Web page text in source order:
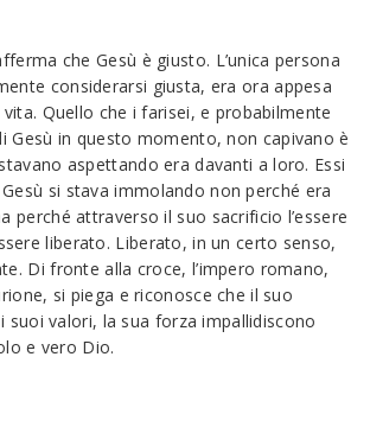
che Gesù è giusto. L’unica persona
considerarsi giusta, era ora appesa
Quello che i farisei, e probabilmente
Gesù in questo momento, non capivano è
aspettando era davanti a loro. Essi
si stava immolando non perché era
perché attraverso il suo sacrificio l’essere
liberato. Liberato, in un certo senso,
Di fronte alla croce, l’impero romano,
si piega e riconosce che il suo
suoi valori, la sua forza impallidiscono
e vero Dio.